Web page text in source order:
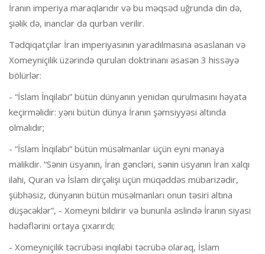
İranın imperiya maraqlarıdır və bu məqsəd uğrunda din də,
şiəlik də, inanclar da qurban verilir.
Tədqiqatçılar İran imperiyasının yaradılmasına əsaslanan və
Xomeyniçilik üzərində qurulan doktrinanı əsasən 3 hissəyə
bölürlər:
- “İslam İnqilabı” bütün dünyanın yenidən qurulmasını həyata
keçirməlidir: yəni bütün dünya İranın şəmsiyyəsi altında
olmalıdır;
- “İslam İnqilabı” bütün müsəlmanlar üçün eyni mənaya
malikdir. “Sənin üsyanın, İran gəncləri, sənin üsyanın İran xalqı
ilahi, Quran və İslam dirçəlişi üçün müqəddəs mübarizədir,
şübhəsiz, dünyanın bütün müsəlmanları onun təsiri altına
düşəcəklər”, - Xomeyni bildirir və bununla əslində İranın siyasi
hədəflərini ortaya çıxarırdı;
- Xomeyniçilik təcrübəsi inqilabi təcrübə olaraq, İslam